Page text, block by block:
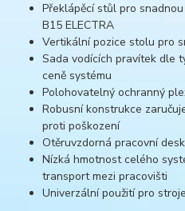
Překlápěcí stůl pro
B15 ELECTRA
Vertikální pozice stolu pro
Sada vodících pravítek dle
ceně systému
Polohovatelný ochranný
Robusní konstrukce
proti poškození
Otěruvzdorná pracovní
Nízká hmotnost celého
transport mezi pracovišti
Univerzální použití pro